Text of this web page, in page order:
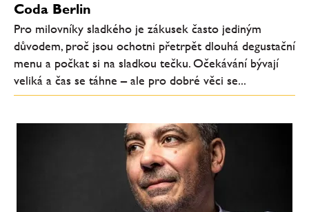
Coda Berlin
Pro milovníky sladkého je zákusek často jediným
důvodem, proč jsou ochotni přetrpět dlouhá degustační
menu a počkat si na sladkou tečku. Očekávání bývají
veliká a čas se táhne – ale pro dobré věci se...